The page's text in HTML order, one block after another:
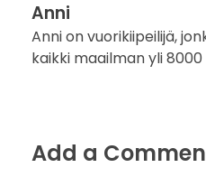
Anni
Anni on vuorikiipeilijä,
kaikki maailman yli
Add a